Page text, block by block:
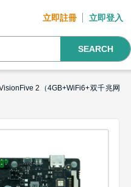
立即註冊 立即登入
SEARCH
2（4GB+WiFi6+双千兆网